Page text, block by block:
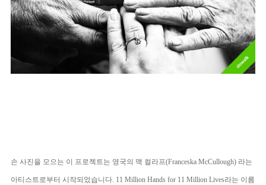
손 사진을 모으는 이 프로젝트는 영국의 맥 컬라프(Franceska McCullough) 라는
아티스트로부터 시작되었습니다. 11 Million Hands for 11 Million Lives라는 이름